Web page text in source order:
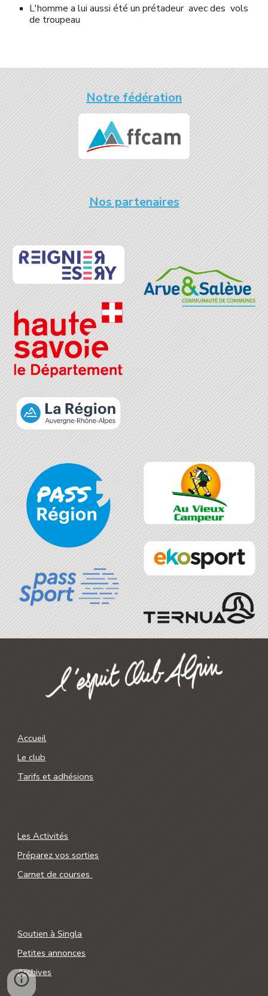
L'homme a lui aussi été un prétadeur  avec des  vols
de troupeau
Notre fédération
Nos partenaires
Accueil
Le club
Tarifs et adhésions
Les Activités
Préparez vos sorties
Carnet de courses
Soutien à Singla
Petites annonces
Archives